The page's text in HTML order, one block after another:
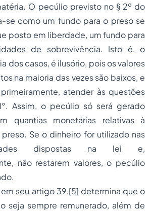
O pecúlio previsto no § 2º do
se como um fundo para o preso se
posto em liberdade, um fundo para
de sobrevivência. Isto é, o
dos casos, é ilusório, pois os valores
na maioria das vezes são baixos, e
atender às questões
Assim, o pecúlio só será gerado
quantias monetárias relativas à
Se o dinheiro for utilizado nas
dispostas na lei e,
não restarem valores, o pecúlio
seu artigo 39,[5] determina que o
seja sempre remunerado, além de